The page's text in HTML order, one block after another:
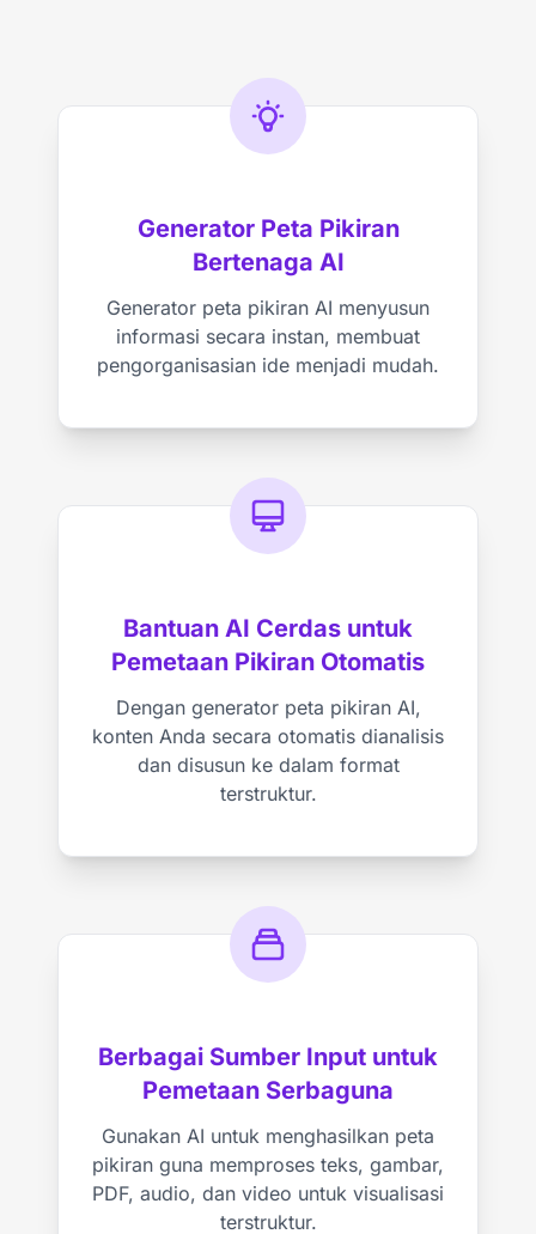
Generator Peta Pikiran
Bertenaga AI
Generator peta pikiran AI menyusun
informasi secara instan, membuat
pengorganisasian ide menjadi mudah.
Bantuan AI Cerdas untuk
Pemetaan Pikiran Otomatis
Dengan generator peta pikiran AI,
konten Anda secara otomatis dianalisis
dan disusun ke dalam format
terstruktur.
Berbagai Sumber Input untuk
Pemetaan Serbaguna
Gunakan AI untuk menghasilkan peta
pikiran guna memproses teks, gambar,
PDF, audio, dan video untuk visualisasi
terstruktur.